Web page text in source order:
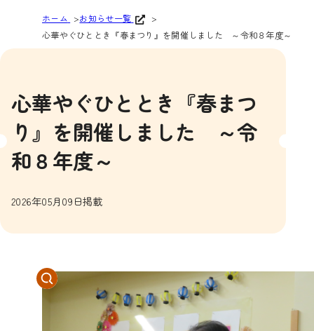
ホーム
お知らせ一覧
心華やぐひととき『春まつり』を開催しました ～令和８年度～
心華やぐひととき『春まつ
り』を開催しました ～令
和８年度～
2026年05月09日掲載